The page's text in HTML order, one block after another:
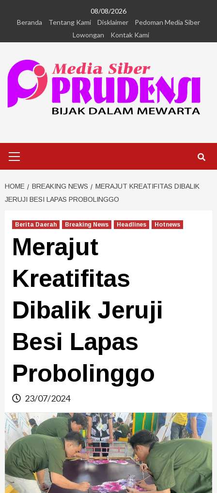
08/08/2026
Beranda
Tentang Kami Disklaimer
Pedoman Media Siber
Lowongan
Kontak Kami
HOME BREAKING NEWS
MERAJUT KREATIFITAS DIBALIK
JERUJI BESI LAPAS PROBOLINGGO
Berita Daerah Breaking News Headlines Hotnews
Merajut
Kreatifitas
Dibalik Jeruji
Besi Lapas
Probolinggo
23/07/2024